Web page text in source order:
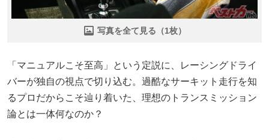
写真を全て見る（1枚）
「マニュアルこそ至高」という定説に、レーシングドライ
バーが独自の視点で切り込む。過酷なサーキット走行を知
るプロだからこそ辿り着いた、理想のトランスミッション
論とは一体何なのか？